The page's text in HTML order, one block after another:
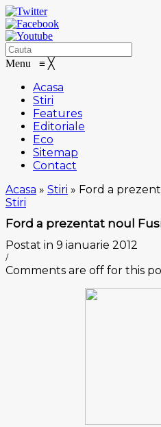
Menu ≡ ╳
Acasa
Stiri
Features
Editoriale
Eco
Sitemap
Contact
Acasa » Stiri » Ford a
Stiri
Ford a prezentat noul
Postat in 9 ianuarie 2012
/
Comments are off for this